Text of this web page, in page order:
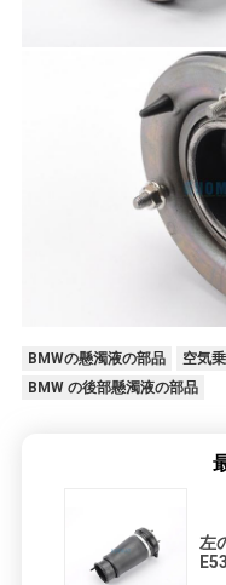
BMWの懸濁液の部品
空気
BMW の後部懸濁液の部品
左